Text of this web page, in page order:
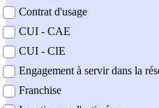
Contrat d'usage
CUI - CAE
CUI - CIE
Engagement à servir dans la
Franchise